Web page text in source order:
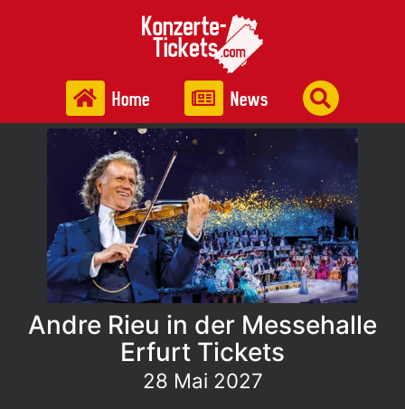
Home News
Andre Rieu in der Messehalle
Erfurt Tickets
28 Mai 2027